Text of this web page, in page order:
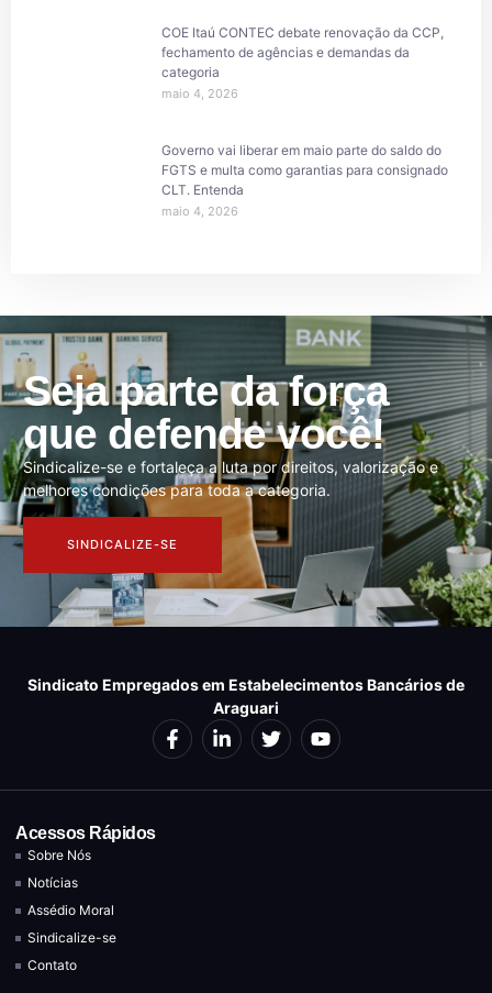
COE Itaú CONTEC debate renovação da CCP,
fechamento de agências e demandas da
categoria
maio 4, 2026
Governo vai liberar em maio parte do saldo do
FGTS e multa como garantias para consignado
CLT. Entenda
maio 4, 2026
Seja parte da força
que defende você!
Sindicalize-se e fortaleça a luta por direitos, valorização e
melhores condições para toda a categoria.
SINDICALIZE-SE
Sindicato Empregados em Estabelecimentos Bancários de
Araguari
Acessos Rápidos
Sobre Nós
Notícias
Assédio Moral
Sindicalize-se
Contato